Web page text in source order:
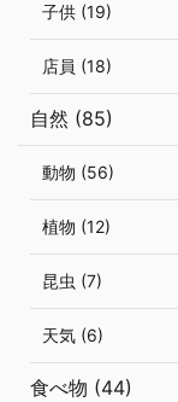
子供 (19)
店員 (18)
自然 (85)
動物 (56)
植物 (12)
昆虫 (7)
天気 (6)
食べ物 (44)